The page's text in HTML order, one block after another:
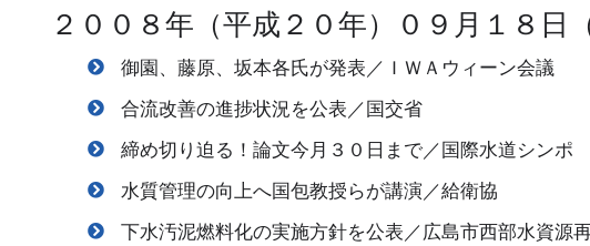
２００８年（平成２０年）０９月１８日
御園、藤原、坂本各氏が発表／ＩＷＡウィーン会議
合流改善の進捗状況を公表／国交省
締め切り迫る！論文今月３０日まで／国際水道シンポ
水質管理の向上へ国包教授らが講演／給衛協
下水汚泥燃料化の実施方針を公表／広島市西部水資源